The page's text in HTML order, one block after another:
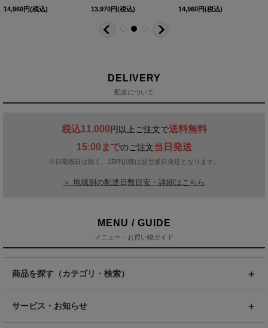
14,960円(税込) 13,970円(税込) 14,960円(税込)
DELIVERY
配送について
税込11,000円以上ご注文で送料無料
15:00までのご注文当日発送
※日曜祝日は除く。15時以降は翌営業日発送となります。
＞ 地域別の配達日数目安・詳細はこちら
MENU / GUIDE
メニュー・お買い物ガイド
商品を探す（カテゴリ・検索）
サービス・お知らせ